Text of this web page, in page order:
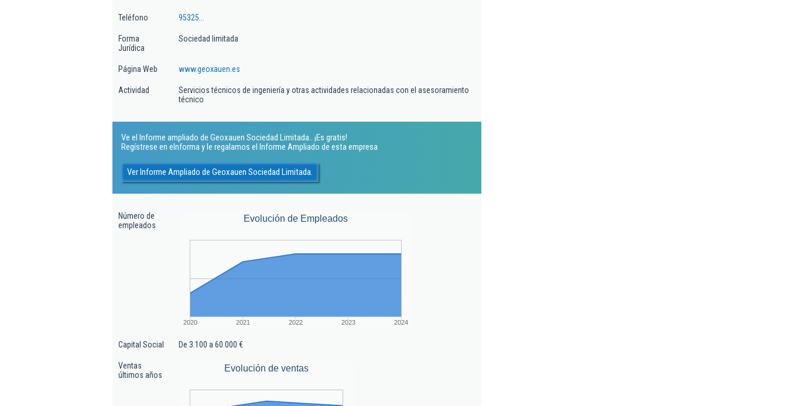
Teléfono 95325...
Forma
Jurídica
Sociedad limitada
Página Web www.geoxauen.es
Actividad
Servicios técnicos de ingeniería y otras actividades relacionadas con el asesoramiento
técnico
Ve el Informe ampliado de Geoxauen Sociedad Limitada.. ¡Es gratis!
Regístrese en eInforma y le regalamos el Informe Ampliado de esta empresa
Ver Informe Ampliado de Geoxauen Sociedad Limitada.
Número de
empleados
Evolución de Empleados
2020 2021 2022 2023 2024
Capital Social De 3.100 a 60.000 €
Ventas
últimos años
Evolución de ventas